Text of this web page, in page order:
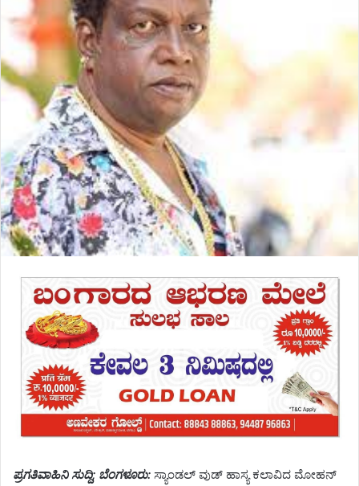
ಪ್ರಗತಿವಾಹಿನಿ ಸುದ್ದಿ; ಬೆಂಗಳೂರು: ಸ್ಯಾಂಡಲ್ ವುಡ್ ಹಾಸ್ಯ ಕಲಾವಿದ ಮೋಹನ್